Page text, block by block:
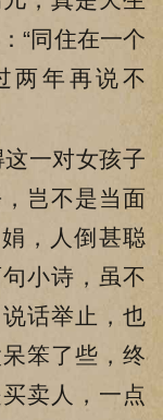
“同住在一个
两年再说不
一对女孩子
岂不是当面
，人倒甚聪
小诗，虽不
话举止，也
笨了些，终
卖人，一点